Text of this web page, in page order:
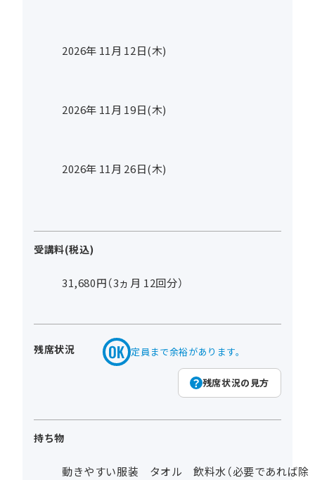
2026年 11月 12日(木)
2026年 11月 19日(木)
2026年 11月 26日(木)
受講料(税込)
31,680円（3ヵ月 12回分）
残席状況 定員まで余裕があります。
残席状況の見方
持ち物
動きやすい服装 タオル 飲料水（必要であれば除